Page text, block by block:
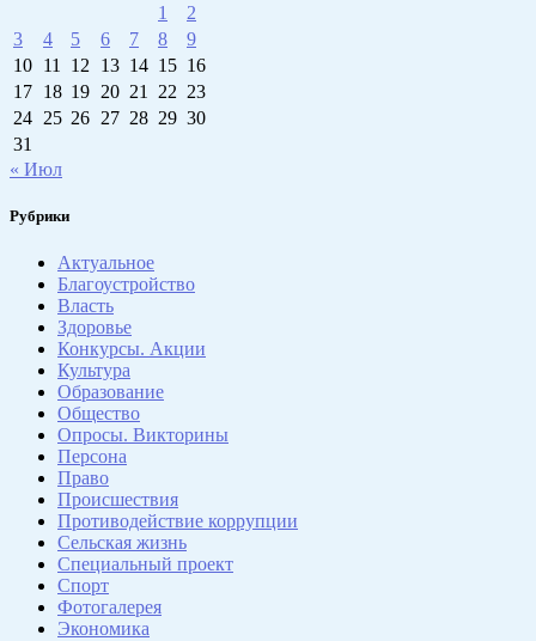
1
2
3
4 5 6 7 8
9
10 11 12 13 14 15 16
17 18 19 20 21 22 23
24 25 26 27 28 29 30
31
« Июл
Рубрики
Актуальное
Благоустройство
Власть
Здоровье
Конкурсы. Акции
Культура
Образование
Общество
Опросы. Викторины
Персона
Право
Происшествия
Противодействие коррупции
Сельская жизнь
Специальный проект
Спорт
Фотогалерея
Экономика